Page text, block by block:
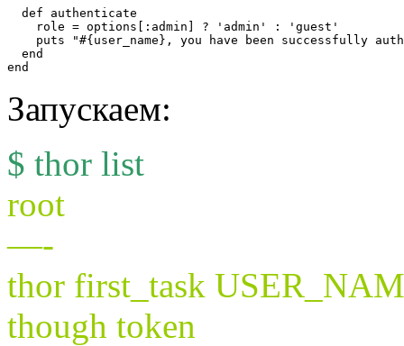
  def authenticate
    role = options[:admin] ? 'admin' : 'guest'
puts "#{user_name}, you have been successfully
  end
Запускаем:
$ thor list
root
—-
thor first_task
though token